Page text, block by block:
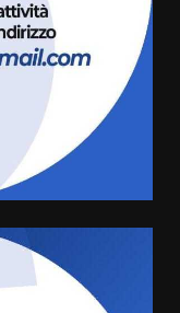
il piano
del